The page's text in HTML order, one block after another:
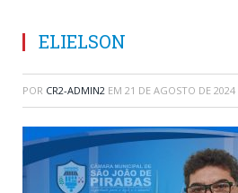
ELIELSON
POR CR2-ADMIN2 EM 21 DE AGOSTO DE 2024